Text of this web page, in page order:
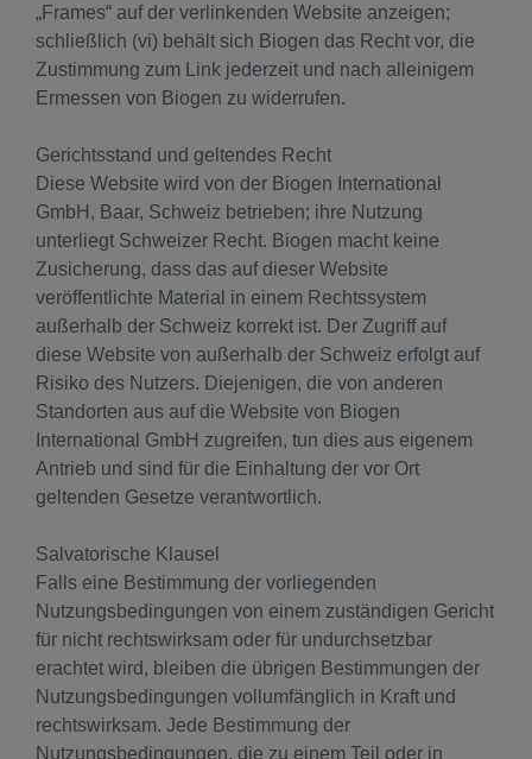
„Frames“ auf der verlinkenden Website anzeigen;
schließlich (vi) behält sich Biogen das Recht vor, die
Zustimmung zum Link jederzeit und nach alleinigem
Ermessen von Biogen zu widerrufen.
Gerichtsstand und geltendes Recht
Diese Website wird von der Biogen International
GmbH, Baar, Schweiz betrieben; ihre Nutzung
unterliegt Schweizer Recht. Biogen macht keine
Zusicherung, dass das auf dieser Website
veröffentlichte Material in einem Rechtssystem
außerhalb der Schweiz korrekt ist. Der Zugriff auf
diese Website von außerhalb der Schweiz erfolgt auf
Risiko des Nutzers. Diejenigen, die von anderen
Standorten aus auf die Website von Biogen
International GmbH zugreifen, tun dies aus eigenem
Antrieb und sind für die Einhaltung der vor Ort
geltenden Gesetze verantwortlich.
Salvatorische Klausel
Falls eine Bestimmung der vorliegenden
Nutzungsbedingungen von einem zuständigen Gericht
für nicht rechtswirksam oder für undurchsetzbar
erachtet wird, bleiben die übrigen Bestimmungen der
Nutzungsbedingungen vollumfänglich in Kraft und
rechtswirksam. Jede Bestimmung der
Nutzungsbedingungen, die zu einem Teil oder in